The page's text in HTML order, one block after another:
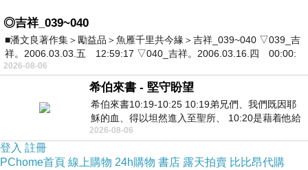
◎吉祥_039~040
■潘文良著作集＞勵益品＞魚雁千里共今緣＞吉祥_039~040 ▽039_吉
祥。2006.03.03.五 12:59:17 ▽040_吉祥。2006.03.16.四 00:00:
2026-08-06
希伯來書 - 堅守盼望
希伯來書10:19-10:25 10:19弟兄們、我們既因耶
穌的血、得以坦然進入至聖所、 10:20是藉着他給
我們開了一條又新又活的路從幔子經過
2026-08-06
登入 註冊
PChome首頁 線上購物 24h購物 書店 露天拍賣 比比昂代購